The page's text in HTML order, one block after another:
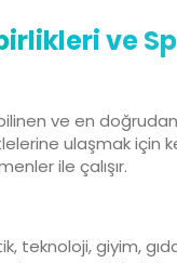
ve
ve en
ulaşmak için
ile çalışır.
teknoloji, giyim,